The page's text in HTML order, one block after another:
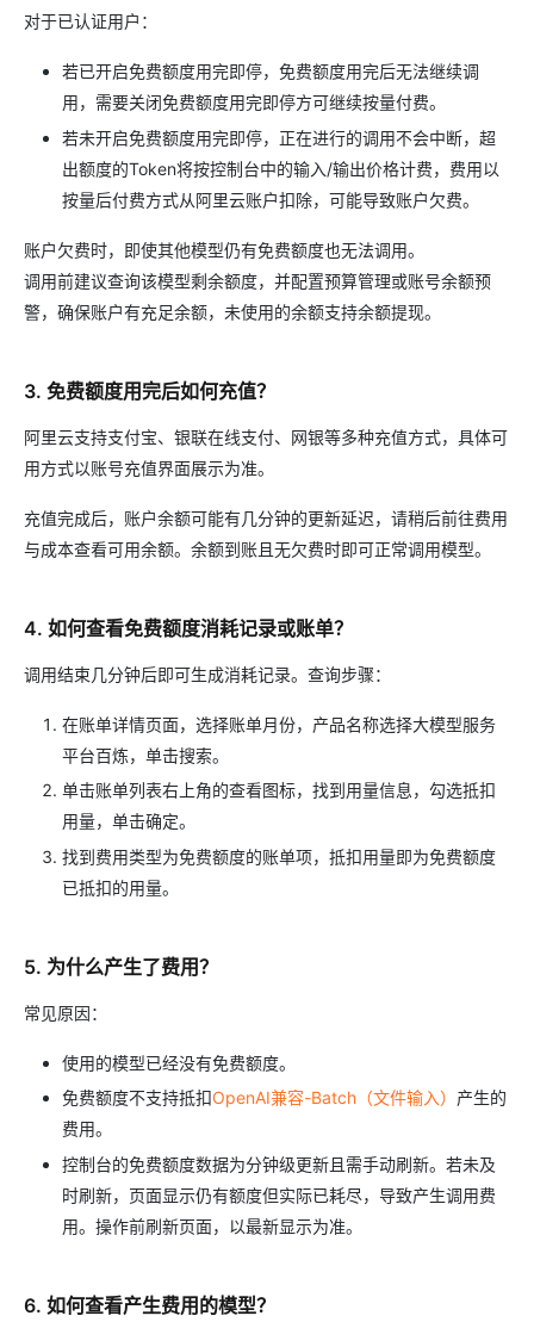
对于已认证用户：
若已开启免费额度用完即停，免费额度用完后无法继续调
用，需要关闭免费额度用完即停方可继续按量付费。
若未开启免费额度用完即停，正在进行的调用不会中断，超
出额度的Token将按控制台中的输入/输出价格计费，费用以
按量后付费方式从阿里云账户扣除，可能导致账户欠费。
账户欠费时，即使其他模型仍有免费额度也无法调用。
调用前建议查询该模型剩余额度，并配置预算管理或账号余额预
警，确保账户有充足余额，未使用的余额支持余额提现。
3. 免费额度用完后如何充值？
阿里云支持支付宝、银联在线支付、网银等多种充值方式，具体可
用方式以账号充值界面展示为准。
充值完成后，账户余额可能有几分钟的更新延迟，请稍后前往费用
与成本查看可用余额。余额到账且无欠费时即可正常调用模型。
4. 如何查看免费额度消耗记录或账单？
调用结束几分钟后即可生成消耗记录。查询步骤：
在账单详情页面，选择账单月份，产品名称选择大模型服务
平台百炼，单击搜索。
单击账单列表右上角的查看图标，找到用量信息，勾选抵扣
用量，单击确定。
找到费用类型为免费额度的账单项，抵扣用量即为免费额度
已抵扣的用量。
5. 为什么产生了费用？
常见原因：
使用的模型已经没有免费额度。
免费额度不支持抵扣OpenAI兼容-Batch（文件输入） 产生的
费用。
控制台的免费额度数据为分钟级更新且需手动刷新。若未及
时刷新，页面显示仍有额度但实际已耗尽，导致产生调用费
用。操作前刷新页面，以最新显示为准。
6. 如何查看产生费用的模型？